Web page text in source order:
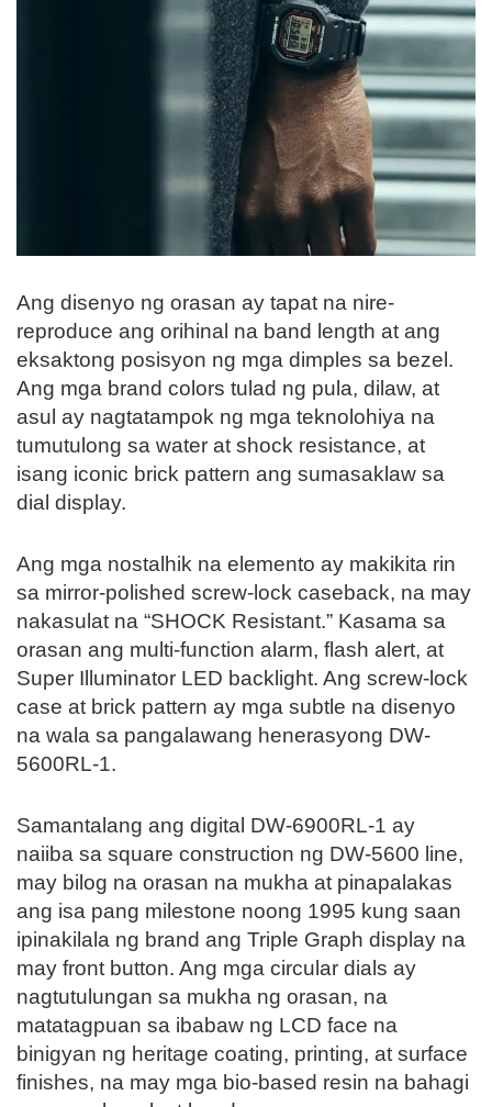
Ang disenyo ng orasan ay tapat na nire-
reproduce ang orihinal na band length at ang
eksaktong posisyon ng mga dimples sa bezel.
Ang mga brand colors tulad ng pula, dilaw, at
asul ay nagtatampok ng mga teknolohiya na
tumutulong sa water at shock resistance, at
isang iconic brick pattern ang sumasaklaw sa
dial display.
Ang mga nostalhik na elemento ay makikita rin
sa mirror-polished screw-lock caseback, na may
nakasulat na “SHOCK Resistant.” Kasama sa
orasan ang multi-function alarm, flash alert, at
Super Illuminator LED backlight. Ang screw-lock
case at brick pattern ay mga subtle na disenyo
na wala sa pangalawang henerasyong DW-
5600RL-1.
Samantalang ang digital DW-6900RL-1 ay
naiiba sa square construction ng DW-5600 line,
may bilog na orasan na mukha at pinapalakas
ang isa pang milestone noong 1995 kung saan
ipinakilala ng brand ang Triple Graph display na
may front button. Ang mga circular dials ay
nagtutulungan sa mukha ng orasan, na
matatagpuan sa ibabaw ng LCD face na
binigyan ng heritage coating, printing, at surface
finishes, na may mga bio-based resin na bahagi